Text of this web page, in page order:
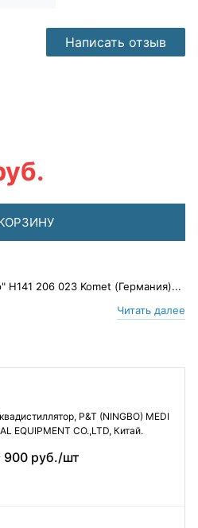
Написать отзыв
H141 206 023 Komet (Германия)...
Читать далее
P&T (NINGBO) MEDI
EQUIPMENT CO.,LTD, Китай.
900 руб./шт